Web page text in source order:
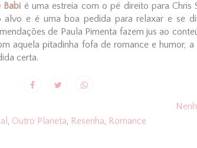
Babi é uma estreia com o pé direito para Chris
e é uma boa pedida para relaxar e se
de Paula Pimenta fazem jus ao
aquela pitadinha fofa de romance e humor, a
certa.
Outro Planeta Resenha Romance